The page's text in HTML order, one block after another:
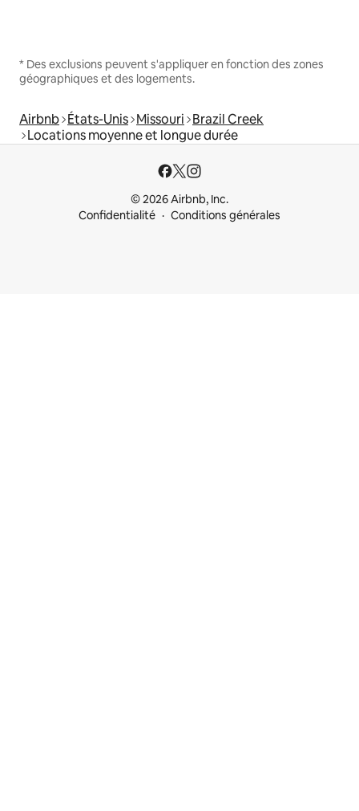
* Des exclusions peuvent s'appliquer en fonction des zones
géographiques et des logements.
Airbnb États-Unis Missouri Brazil Creek
Locations moyenne et longue durée
© 2026 Airbnb, Inc.
Confidentialité
Conditions générales